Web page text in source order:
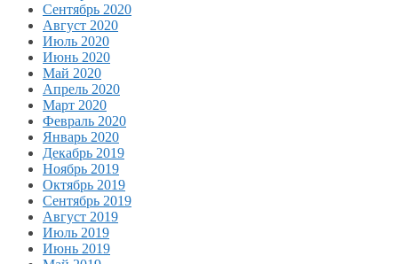
Сентябрь 2020
Август 2020
Июль 2020
Июнь 2020
Май 2020
Апрель 2020
Март 2020
Февраль 2020
Январь 2020
Декабрь 2019
Ноябрь 2019
Октябрь 2019
Сентябрь 2019
Август 2019
Июль 2019
Июнь 2019